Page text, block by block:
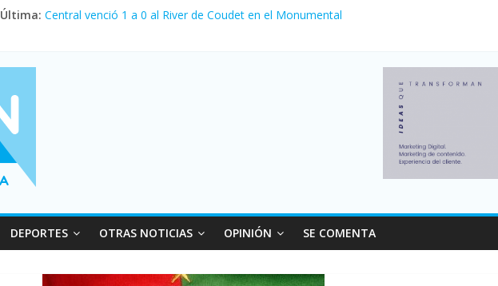
Última: Central venció 1 a 0 al River de Coudet en el Monumental
Vacaciones de invierno con más movimiento y consumo turístico: 4,6 millones de
Fuerte caída de la venta de autos usados en julio: bajó un 12,6% interanual
DEPORTES OTRAS NOTICIAS OPINIÓN SE COMENTA